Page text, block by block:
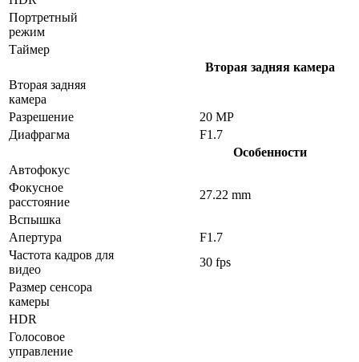
Портретный
режим
Таймер
Вторая задняя камера
Вторая задняя
камера
Разрешение
20 MP
Диафрагма
F1.7
Особенности
Автофокус
Фокусное
расстояние
27.22 mm
Вспышка
Апертура
F1.7
Частота кадров для
видео
30 fps
Размер сенсора
камеры
HDR
Голосовое
управление